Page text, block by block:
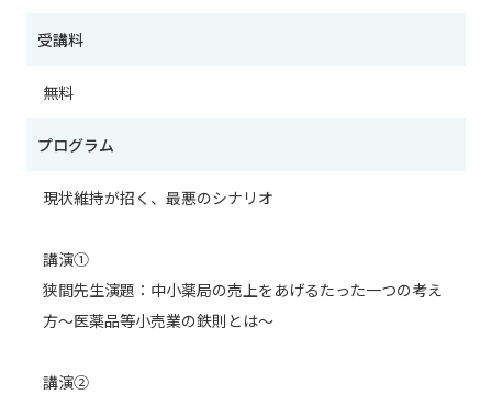
受講料
無料
プログラム
現状維持が招く、最悪のシナリオ
講演①
狭間先生演題：中小薬局の売上をあげるたった一つの考え
方～医薬品等小売業の鉄則とは～
講演②